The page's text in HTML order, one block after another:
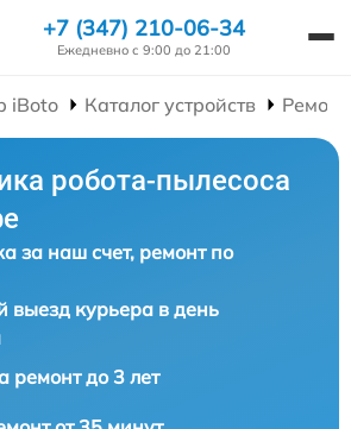
+7 (347) 210-06-34
Ежедневно с 9:00 до 21:00
iBoto Каталог устройств
робота-пылесоса
за наш счет, ремонт по
выезд курьера в день
ремонт до 3 лет